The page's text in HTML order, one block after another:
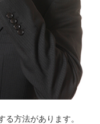
方法があります。